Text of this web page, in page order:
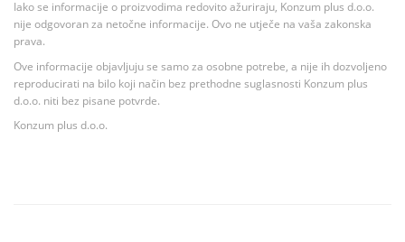
Iako se informacije o proizvodima redovito ažuriraju, Konzum plus d.o.o.
nije odgovoran za netočne informacije. Ovo ne utječe na vaša zakonska
prava.
Ove informacije objavljuju se samo za osobne potrebe, a nije ih dozvoljeno
reproducirati na bilo koji način bez prethodne suglasnosti Konzum plus
d.o.o. niti bez pisane potvrde.
Konzum plus d.o.o.